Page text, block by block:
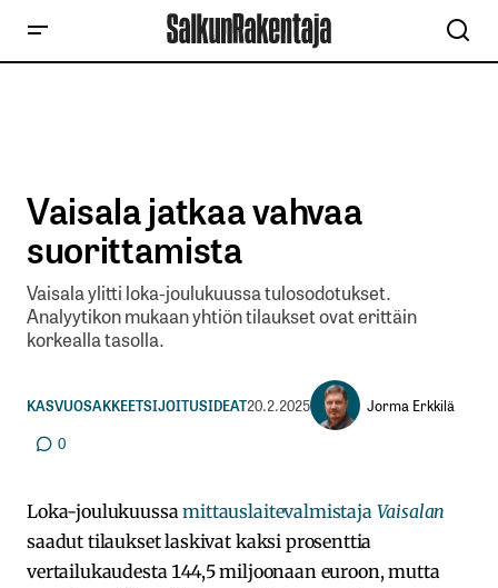
Vaisala jatkaa vahvaa
suorittamista
Vaisala ylitti loka-joulukuussa tulosodotukset.
Analyytikon mukaan yhtiön tilaukset ovat erittäin
korkealla tasolla.
KASVUOSAKKEETSIJOITUSIDEAT20.2.2025
Jorma Erkkilä
0
Loka-joulukuussamittauslaitevalmistaja Vaisalan
saadut tilaukset laskivat kaksi prosenttia
vertailukaudesta 144,5 miljoonaan euroon, mutta